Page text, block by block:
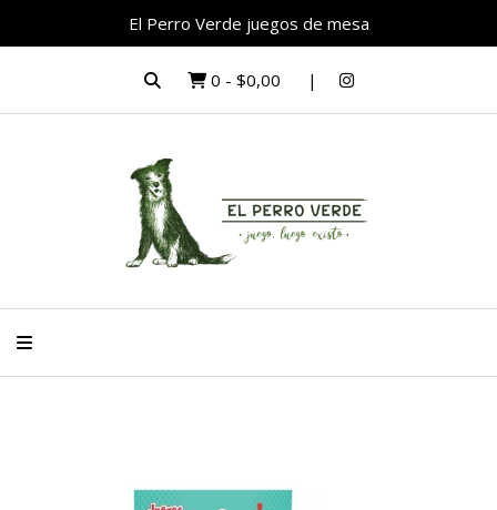
El Perro Verde juegos de mesa
0 - $0,00